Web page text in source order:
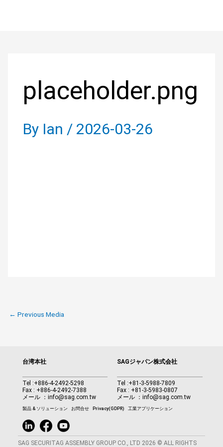
placeholder.png
By Ian / 2026-03-26
← Previous Media
台湾本社
Tel :+886-4-2492-5298
Fax : +886-4-2492-7388
メール ： info@sag.com.tw
SAGジャパン株式会社
Tel :+81-3-5988-7809
Fax : +81-3-5983-0807
メール ：info@sag.com.tw
製品 & ソリューション お問合せ Privacy(GDPR) 工業アプリケーション
SAG SECURITAG ASSEMBLY GROUP CO., LTD 2026 © ALL RIGHTS